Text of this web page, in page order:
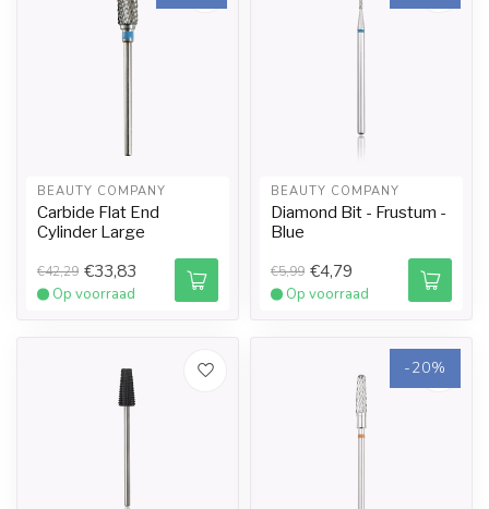
BEAUTY COMPANY
Carbide Flat End
Cylinder Large
€42,29 €33,83
Op voorraad
BEAUTY COMPANY
Diamond Bit - Frustum -
Blue
€5,99 €4,79
Op voorraad
-20%